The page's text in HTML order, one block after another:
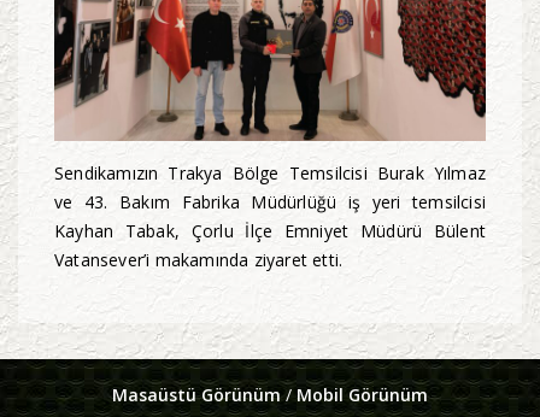
Sendikamızın Trakya Bölge Temsilcisi Burak Yılmaz
ve 43. Bakım Fabrika Müdürlüğü iş yeri temsilcisi
Kayhan Tabak, Çorlu İlçe Emniyet Müdürü Bülent
Vatansever’i makamında ziyaret etti.
Masaüstü Görünüm/ Mobil Görünüm